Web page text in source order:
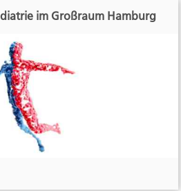
im Großraum Hamburg